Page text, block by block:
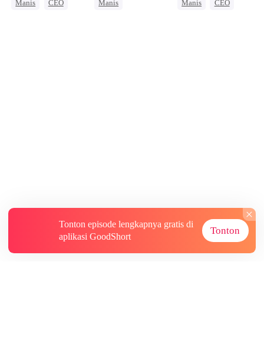
Manis
CEO
Manis
Manis
CEO
Tonton episode lengkapnya gratis di
aplikasi GoodShort
Tonton